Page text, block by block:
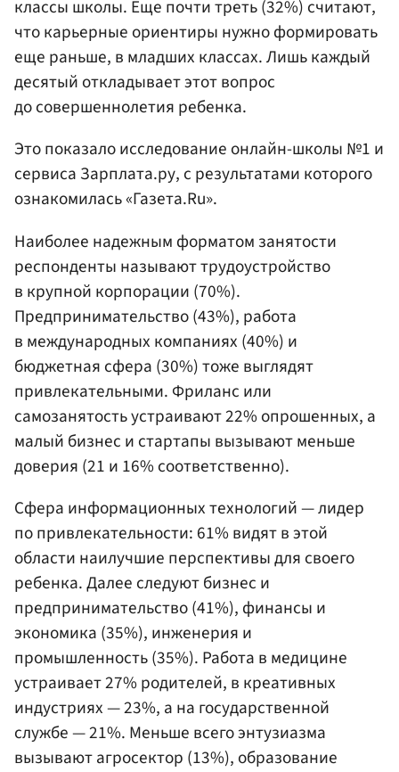
классы школы. Еще почти треть (32%) считают,
что карьерные ориентиры нужно формировать
еще раньше, в младших классах. Лишь каждый
десятый откладывает этот вопрос
до совершеннолетия ребенка.
Это показало исследование онлайн-школы №1 и
сервиса Зарплата.ру, с результатами которого
ознакомилась «Газета.Ru».
Наиболее надежным форматом занятости
респонденты называют трудоустройство
в крупной корпорации (70%).
Предпринимательство (43%), работа
в международных компаниях (40%) и
бюджетная сфера (30%) тоже выглядят
привлекательными. Фриланс или
самозанятость устраивают 22% опрошенных, а
малый бизнес и стартапы вызывают меньше
доверия (21 и 16% соответственно).
Сфера информационных технологий — лидер
по привлекательности: 61% видят в этой
области наилучшие перспективы для своего
ребенка. Далее следуют бизнес и
предпринимательство (41%), финансы и
экономика (35%), инженерия и
промышленность (35%). Работа в медицине
устраивает 27% родителей, в креативных
индустриях — 23%, а на государственной
службе — 21%. Меньше всего энтузиазма
вызывают агросектор (13%), образование